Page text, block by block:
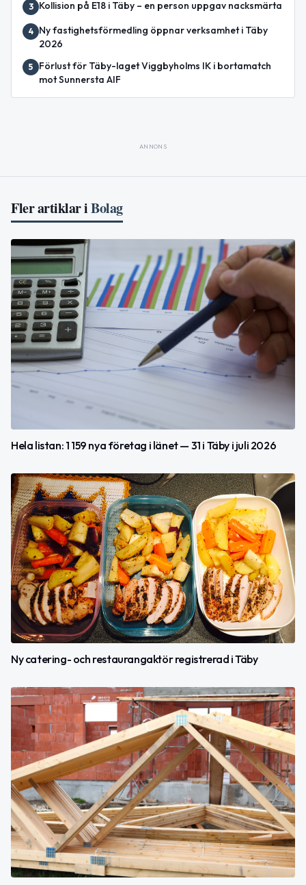
3 Kollision på E18 i Täby – en person uppgav nacksmärta
4
Ny fastighetsförmedling öppnar verksamhet i Täby
2026
5
Förlust för Täby-laget Viggbyholms IK i bortamatch
mot Sunnersta AIF
ANNONS
Fler artiklar iBolag
Hela listan: 1 159 nya företag i länet — 31 i Täby i juli 2026
Ny catering- och restaurangaktör registrerad i Täby